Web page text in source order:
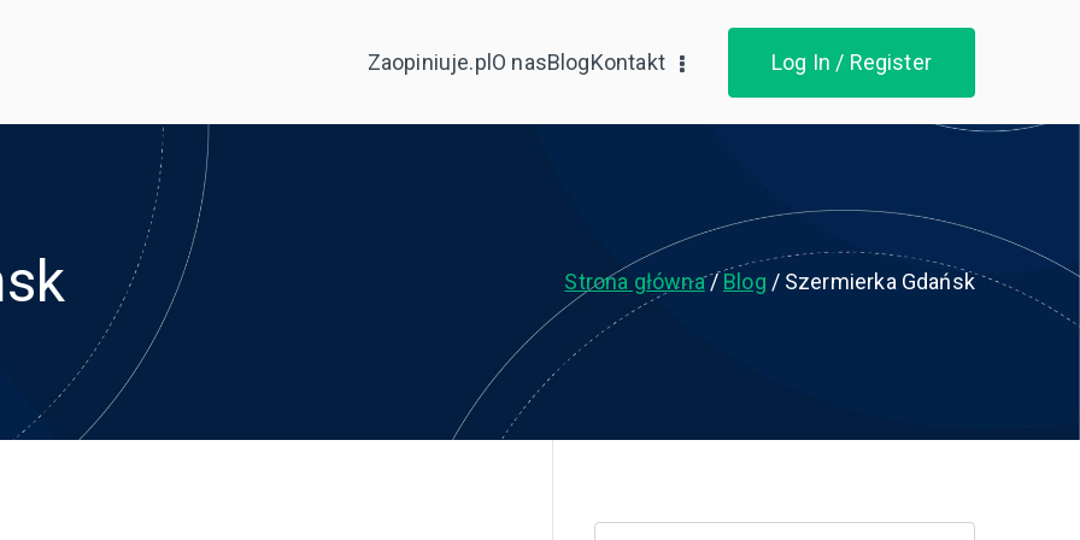
Zaopiniuje.plO nasBlogKontakt Log In / Register
Strona główna Blog Szermierka Gdańsk